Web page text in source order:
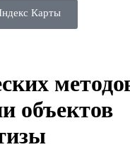
Карты
объектов